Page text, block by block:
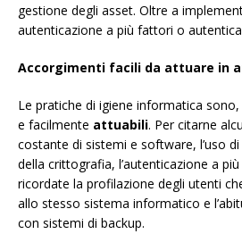
gestione degli asset. Oltre a
autenticazione a più fattori o
Accorgimenti facili da attuare in
Le pratiche di igiene informatica
e facilmente attuabili. Per citarne
costante di sistemi e software, l’uso
della crittografia, l’autenticazione a
ricordate la profilazione degli utenti
allo stesso sistema informatico e
con sistemi di backup.